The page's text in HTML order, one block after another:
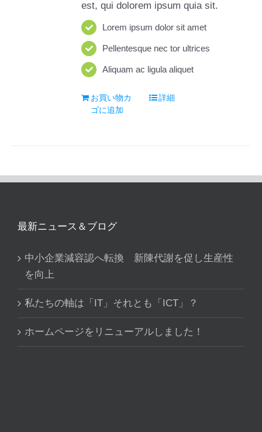
est, qui dolorem ipsum quia sit.
Lorem ipsum dolor sit amet
Pellentesque nec tor ultrices
Aliquam ac ligula aliquet
お買い物カ
ゴに追加
詳細
最新ニュース＆ブログ
中小企業減容認へ転換 新陳代謝を促し生産性
を向上
私たちの軸は「IT」それとも「ICT」？
ホームページをリニューアルしました！